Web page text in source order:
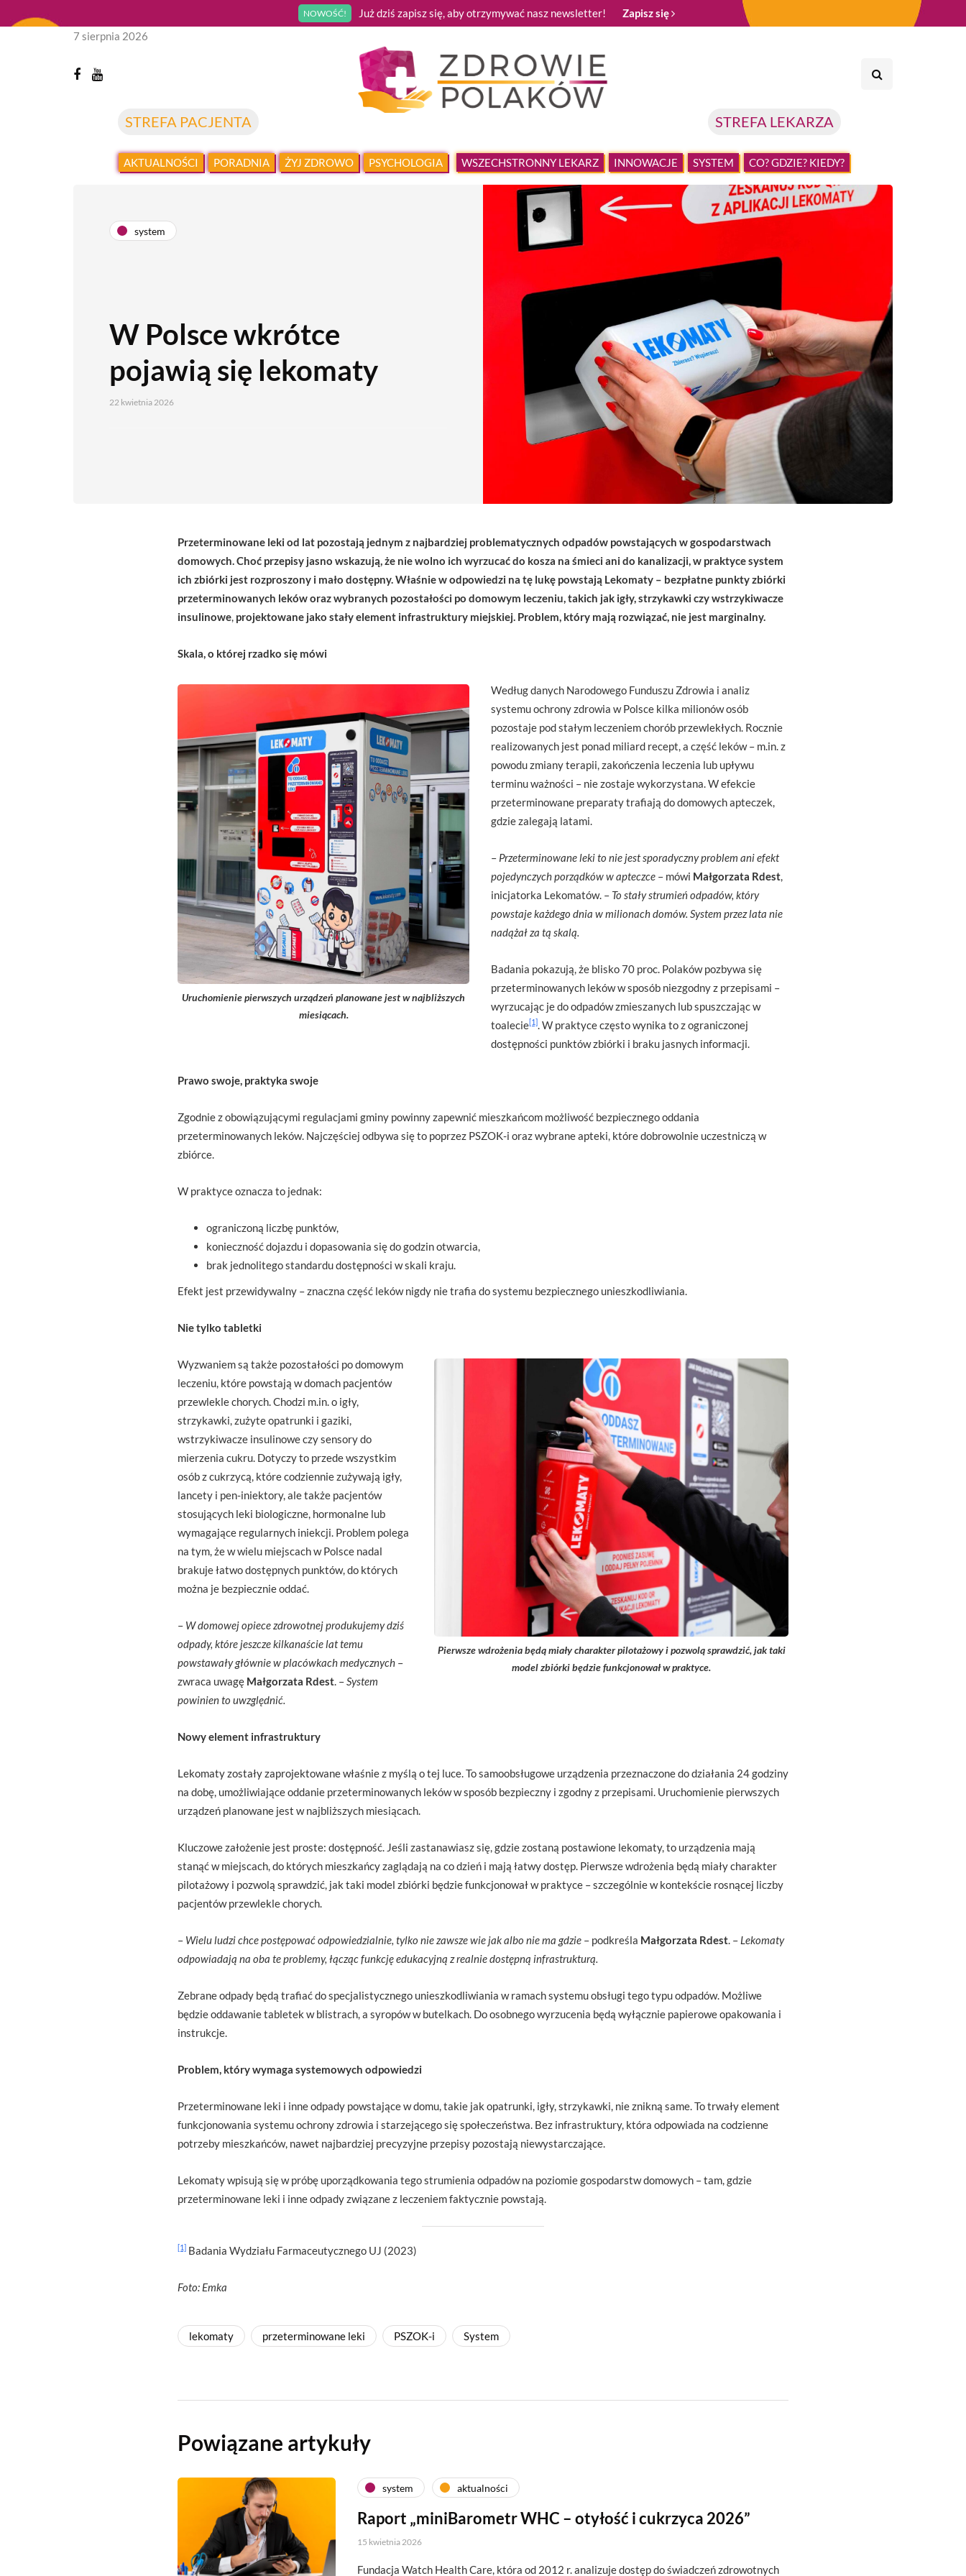
NOWOŚĆ! Już dziś zapisz się, aby otrzymywać nasz newsletter! Zapisz się
STREFA PACJENTA STREFA LEKARZA
7 sierpnia 2026
AKTUALNOŚCI PORADNIA ŻYJ ZDROWO PSYCHOLOGIA WSZECHSTRONNY LEKARZ INNOWACJE SYSTEM CO? GDZIE? KIEDY?
system
W Polsce wkrótce
pojawią się lekomaty
22 kwietnia 2026
Przeterminowane leki od lat pozostają jednym z najbardziej problematycznych odpadów powstających w gospodarstwach
domowych. Choć przepisy jasno wskazują, że nie wolno ich wyrzucać do kosza na śmieci ani do kanalizacji, w praktyce system
ich zbiórki jest rozproszony i mało dostępny. Właśnie w odpowiedzi na tę lukę powstają Lekomaty – bezpłatne punkty zbiórki
przeterminowanych leków oraz wybranych pozostałości po domowym leczeniu, takich jak igły, strzykawki czy wstrzykiwacze
insulinowe, projektowane jako stały element infrastruktury miejskiej. Problem, który mają rozwiązać, nie jest marginalny.
Skala, o której rzadko się mówi
Uruchomienie pierwszych urządzeń planowane jest w najbliższych
miesiącach.
Według danych Narodowego Funduszu Zdrowia i analiz
systemu ochrony zdrowia w Polsce kilka milionów osób
pozostaje pod stałym leczeniem chorób przewlekłych. Rocznie
realizowanych jest ponad miliard recept, a część leków – m.in. z
powodu zmiany terapii, zakończenia leczenia lub upływu
terminu ważności – nie zostaje wykorzystana. W efekcie
przeterminowane preparaty trafiają do domowych apteczek,
gdzie zalegają latami.
– Przeterminowane leki to nie jest sporadyczny problem ani efekt
pojedynczych porządków w apteczce – mówi Małgorzata Rdest,
inicjatorka Lekomatów. – To stały strumień odpadów, który
powstaje każdego dnia w milionach domów. System przez lata nie
nadążał za tą skalą.
Badania pokazują, że blisko 70 proc. Polaków pozbywa się
przeterminowanych leków w sposób niezgodny z przepisami –
wyrzucając je do odpadów zmieszanych lub spuszczając w
toalecie[1]. W praktyce często wynika to z ograniczonej
dostępności punktów zbiórki i braku jasnych informacji.
Prawo swoje, praktyka swoje
Zgodnie z obowiązującymi regulacjami gminy powinny zapewnić mieszkańcom możliwość bezpiecznego oddania
przeterminowanych leków. Najczęściej odbywa się to poprzez PSZOK-i oraz wybrane apteki, które dobrowolnie uczestniczą w
zbiórce.
W praktyce oznacza to jednak:
ograniczoną liczbę punktów,
konieczność dojazdu i dopasowania się do godzin otwarcia,
brak jednolitego standardu dostępności w skali kraju.
Efekt jest przewidywalny – znaczna część leków nigdy nie trafia do systemu bezpiecznego unieszkodliwiania.
Nie tylko tabletki
Pierwsze wdrożenia będą miały charakter pilotażowy i pozwolą sprawdzić, jak taki
model zbiórki będzie funkcjonował w praktyce.
Wyzwaniem są także pozostałości po domowym
leczeniu, które powstają w domach pacjentów
przewlekle chorych. Chodzi m.in. o igły,
strzykawki, zużyte opatrunki i gaziki,
wstrzykiwacze insulinowe czy sensory do
mierzenia cukru. Dotyczy to przede wszystkim
osób z cukrzycą, które codziennie zużywają igły,
lancety i pen-iniektory, ale także pacjentów
stosujących leki biologiczne, hormonalne lub
wymagające regularnych iniekcji. Problem polega
na tym, że w wielu miejscach w Polsce nadal
brakuje łatwo dostępnych punktów, do których
można je bezpiecznie oddać.
– W domowej opiece zdrowotnej produkujemy dziś
odpady, które jeszcze kilkanaście lat temu
powstawały głównie w placówkach medycznych –
zwraca uwagę Małgorzata Rdest. –System
powinien to uwzględnić.
Nowy element infrastruktury
Lekomaty zostały zaprojektowane właśnie z myślą o tej luce. To samoobsługowe urządzenia przeznaczone do działania 24 godziny
na dobę, umożliwiające oddanie przeterminowanych leków w sposób bezpieczny i zgodny z przepisami. Uruchomienie pierwszych
urządzeń planowane jest w najbliższych miesiącach.
Kluczowe założenie jest proste: dostępność. Jeśli zastanawiasz się, gdzie zostaną postawione lekomaty, to urządzenia mają
stanąć w miejscach, do których mieszkańcy zaglądają na co dzień i mają łatwy dostęp. Pierwsze wdrożenia będą miały charakter
pilotażowy i pozwolą sprawdzić, jak taki model zbiórki będzie funkcjonował w praktyce – szczególnie w kontekście rosnącej liczby
pacjentów przewlekle chorych.
– Wielu ludzi chce postępować odpowiedzialnie, tylko nie zawsze wie jak albo nie ma gdzie – podkreśla Małgorzata Rdest. – Lekomaty
odpowiadają na oba te problemy, łącząc funkcję edukacyjną z realnie dostępną infrastrukturą.
Zebrane odpady będą trafiać do specjalistycznego unieszkodliwiania w ramach systemu obsługi tego typu odpadów. Możliwe
będzie oddawanie tabletek w blistrach, a syropów w butelkach. Do osobnego wyrzucenia będą wyłącznie papierowe opakowania i
instrukcje.
Problem, który wymaga systemowych odpowiedzi
Przeterminowane leki i inne odpady powstające w domu, takie jak opatrunki, igły, strzykawki, nie znikną same. To trwały element
funkcjonowania systemu ochrony zdrowia i starzejącego się społeczeństwa. Bez infrastruktury, która odpowiada na codzienne
potrzeby mieszkańców, nawet najbardziej precyzyjne przepisy pozostają niewystarczające.
Lekomaty wpisują się w próbę uporządkowania tego strumienia odpadów na poziomie gospodarstw domowych – tam, gdzie
przeterminowane leki i inne odpady związane z leczeniem faktycznie powstają.
[1] Badania Wydziału Farmaceutycznego UJ (2023)
Foto: Emka
lekomaty przeterminowane leki PSZOK-i System
Powiązane artykuły
system aktualności
Raport „miniBarometr WHC – otyłość i cukrzyca 2026”
15 kwietnia 2026
Fundacja Watch Health Care, która od 2012 r. analizuje dostęp do świadczeń zdrowotnych